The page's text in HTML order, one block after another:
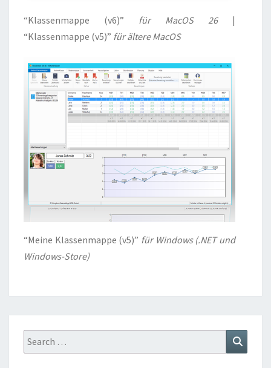
“Klassenmappe (v6)” für MacOS 26|
“Klassenmappe (v5)” für ältere MacOS
“Meine Klassenmappe (v5)” für Windows (.NET und
Windows-Store)
Search
for: